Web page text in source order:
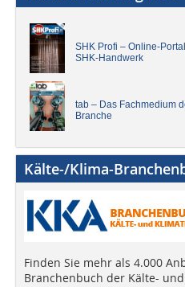
SHK Profi – Online-
SHK-Handwerk
tab – Das Fachmedium
Branche
Kälte-/Klima-
Finden Sie mehr als 4.000
Branchenbuch der Kälte-